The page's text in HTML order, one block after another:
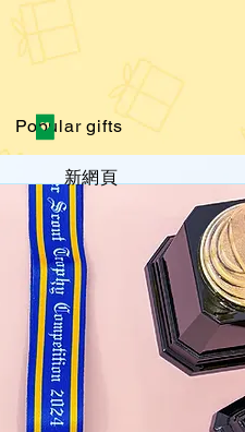
Popular gifts
新網頁